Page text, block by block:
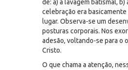
de: a) a lavagem batismal,
celebração era
lugar. Observa-se um
posturas corporais. Nos
adesão, voltando-se para o
Cristo.
O que chama a atenção,